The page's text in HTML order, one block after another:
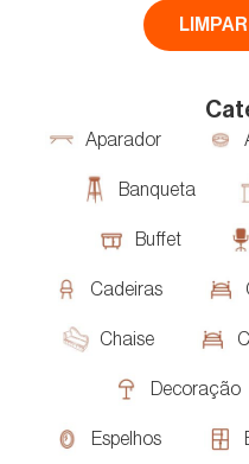
Aparador
Banqueta
Buffet
Cadeiras
Chaise
Decoração
Espelhos